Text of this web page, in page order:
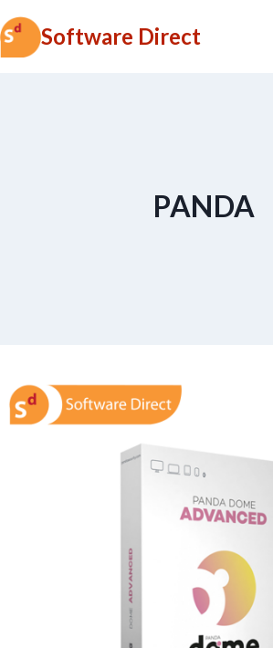
to
content
Software Direct
PANDA